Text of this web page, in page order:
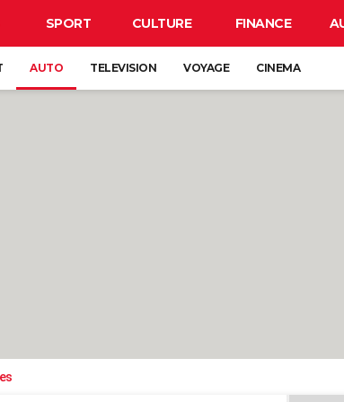
SPORT CULTURE FINANCE
AUTO TELEVISION VOYAGE CINEMA